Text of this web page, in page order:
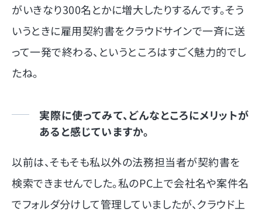
がいきなり300名とかに増大したりするんです。そう
いうときに雇用契約書をクラウドサインで一斉に送
って一発で終わる、というところはすごく魅力的でし
たね。
実際に使ってみて、どんなところにメリットが
あると感じていますか。
以前は、そもそも私以外の法務担当者が契約書を
検索できませんでした。私のPC上で会社名や案件名
でフォルダ分けして管理していましたが、クラウド上